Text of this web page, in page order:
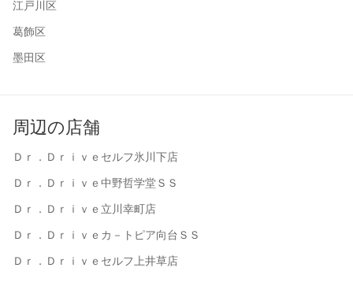
江戸川区
葛飾区
墨田区
周辺の店舗
Ｄｒ．Ｄｒｉｖｅセルフ氷川下店
Ｄｒ．Ｄｒｉｖｅ中野哲学堂ＳＳ
Ｄｒ．Ｄｒｉｖｅ立川幸町店
Ｄｒ．Ｄｒｉｖｅカ－トピア向台ＳＳ
Ｄｒ．Ｄｒｉｖｅセルフ上井草店